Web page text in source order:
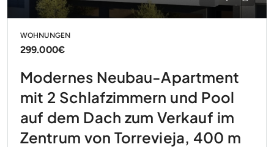
WOHNUNGEN
299.000€
Modernes Neubau-Apartment
mit 2 Schlafzimmern und Pool
auf dem Dach zum Verkauf im
Zentrum von Torrevieja, 400 m